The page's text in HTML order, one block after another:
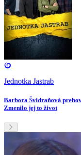
Jednotka Jastrab
Barbora Švidraňová
Zmenilo jej to život